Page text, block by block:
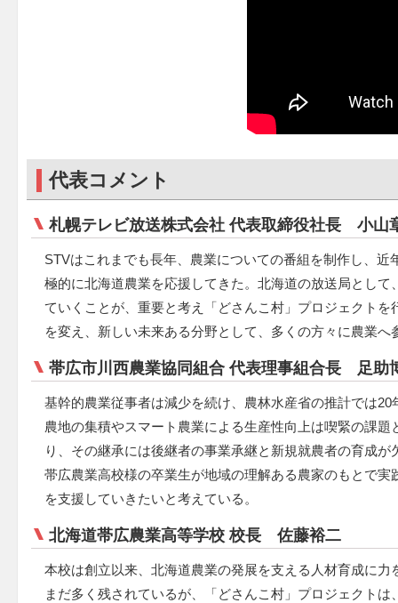
代表コメント
札幌テレビ放送株式会社 代表取締役社長 小山
STVはこれまでも長年、農業についての番組を制作し、
極的に北海道農業を応援してきた。北海道の放送局とし
ていくことが、重要と考え「どさんこ村」プロジェクト
を変え、新しい未来ある分野として、多くの方々に農業
帯広市川西農業協同組合 代表理事組合長 足助
基幹的農業従事者は減少を続け、農林水産省の推計では
農地の集積やスマート農業による生産性向上は喫緊の課
り、その継承には後継者の事業承継と新規就農者の育成が
帯広農業高校様の卒業生が地域の理解ある農家のもとで
を支援していきたいと考えている。
北海道帯広農業高等学校 校長 佐藤裕二
本校は創立以来、北海道農業の発展を支える人材育成に
まだ多く残されているが、「どさんこ村」プロジェクト